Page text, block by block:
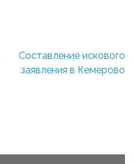
Составление искового
заявления в Кемерово